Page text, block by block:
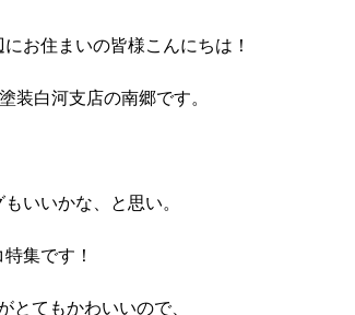
お住まいの皆様こんにちは！
装白河支店の南郷です。
いいかな、と思い。
集です！
とてもかわいいので、